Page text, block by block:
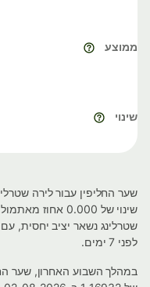
ממוצע
שינוי
שינוי של 0.000
לפני 7 ימים.
במהלך השבוע האחרון, שער